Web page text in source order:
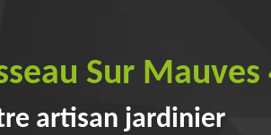
Sur Mauves
artisan jardinier